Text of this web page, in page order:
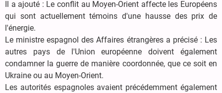
Il a ajouté : Le conflit au Moyen-Orient affecte les Européens
qui sont actuellement témoins d'une hausse des prix de
l'énergie.
Le ministre espagnol des Affaires étrangères a précisé : Les
autres pays de l'Union européenne doivent également
condamner la guerre de manière coordonnée, que ce soit en
Ukraine ou au Moyen-Orient.
Les autorités espagnoles avaient précédemment également